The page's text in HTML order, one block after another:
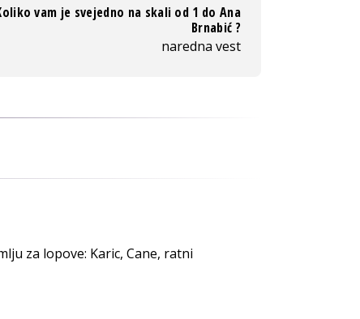
vam je svejedno na skali od 1 do Ana
Brnabić ?
naredna vest
za lopove: Karic, Cane, ratni